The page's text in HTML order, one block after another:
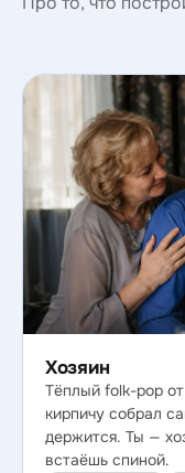
Хозяин
Тёплый folk-pop
кирпичу собрал
держится. Ты —
встаёшь спиной.